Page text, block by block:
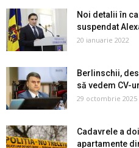
Noi detalii în
suspendat
20 ianuarie 2022
Berlinschii,
să vedem CV-
29 octombrie 2025
Cadavrele a
apartamente